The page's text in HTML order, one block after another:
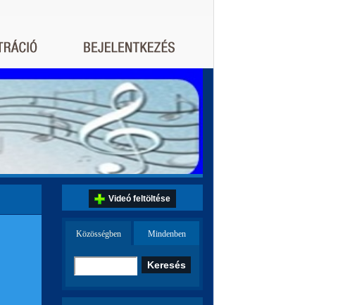
Videó feltöltése
Közösségben Mindenben